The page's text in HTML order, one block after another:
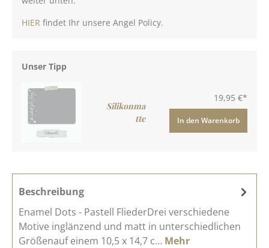
HIER findet Ihr unsere Angel Policy.
Unser Tipp
Silikonma
tte
19,95 €*
In den Warenkorb
Beschreibung
Enamel Dots - Pastell FliederDrei verschiedene
Motive inglänzend und matt in unterschiedlichen
Größenauf einem 10,5 x 14,7 c… Mehr